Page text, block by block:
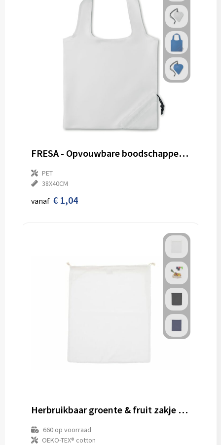
FRESA - Opvouwbare boodschappentas
PET
38X40CM
vanaf € 1,04
Herbruikbaar groente & fruit zakje OEKO-TEX® katoen 40x45cm
660op voorraad
OEKO-TEX® cotton